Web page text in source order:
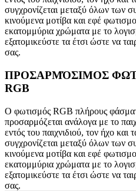
συγχρονίζεται μεταξύ όλων των
κινούμενα μοτίβα και εφέ
εκατομμύρια χρώματα με το
εξατομικεύστε τα έτσι ώστε να
σας.
ΠΡΟΣΑΡΜΌΣΙΜΟΣ
RGB
Ο φωτισμός RGB πλήρους
προσαρμόζεται ανάλογα με το
εντός του παιχνιδιού, τον ήχο και
συγχρονίζεται μεταξύ όλων των
κινούμενα μοτίβα και εφέ
εκατομμύρια χρώματα με το
εξατομικεύστε τα έτσι ώστε να
σας.